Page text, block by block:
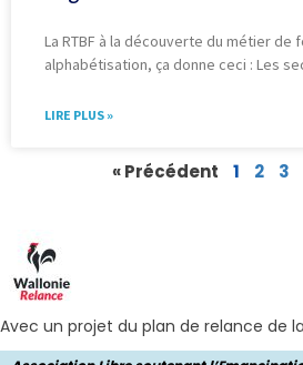
La RTBF à la découverte du métier de
alphabétisation, ça donne ceci : Les
LIRE PLUS »
« Précédent 1 2 3
Avec un projet du plan de relance de